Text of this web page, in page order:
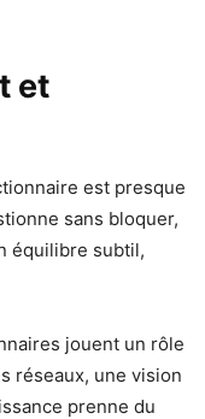
et
est presque
sans bloquer,
équilibre subtil,
jouent un rôle
réseaux, une vision
prenne du